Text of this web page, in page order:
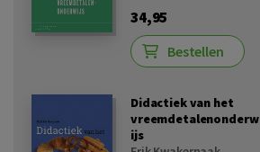
34,95
Bestellen
Didactiek van het
vreemdetalenonderw
ijs